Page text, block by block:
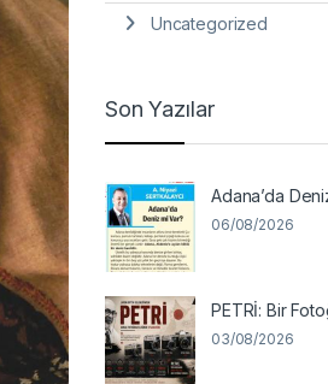
Uncategorized
Son Yazılar
Adana’da
06/08/2026
PETRİ: Bir
03/08/2026